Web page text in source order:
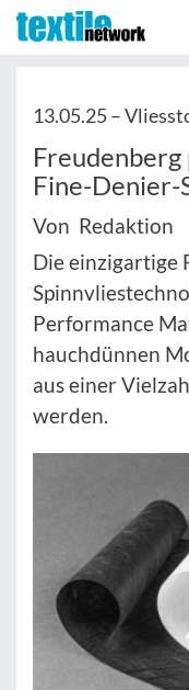
13.05.25 –
Fine-Denier-
Von Redaktion
Die einzigartige
Performance
hauchdünnen
aus einer
werden.